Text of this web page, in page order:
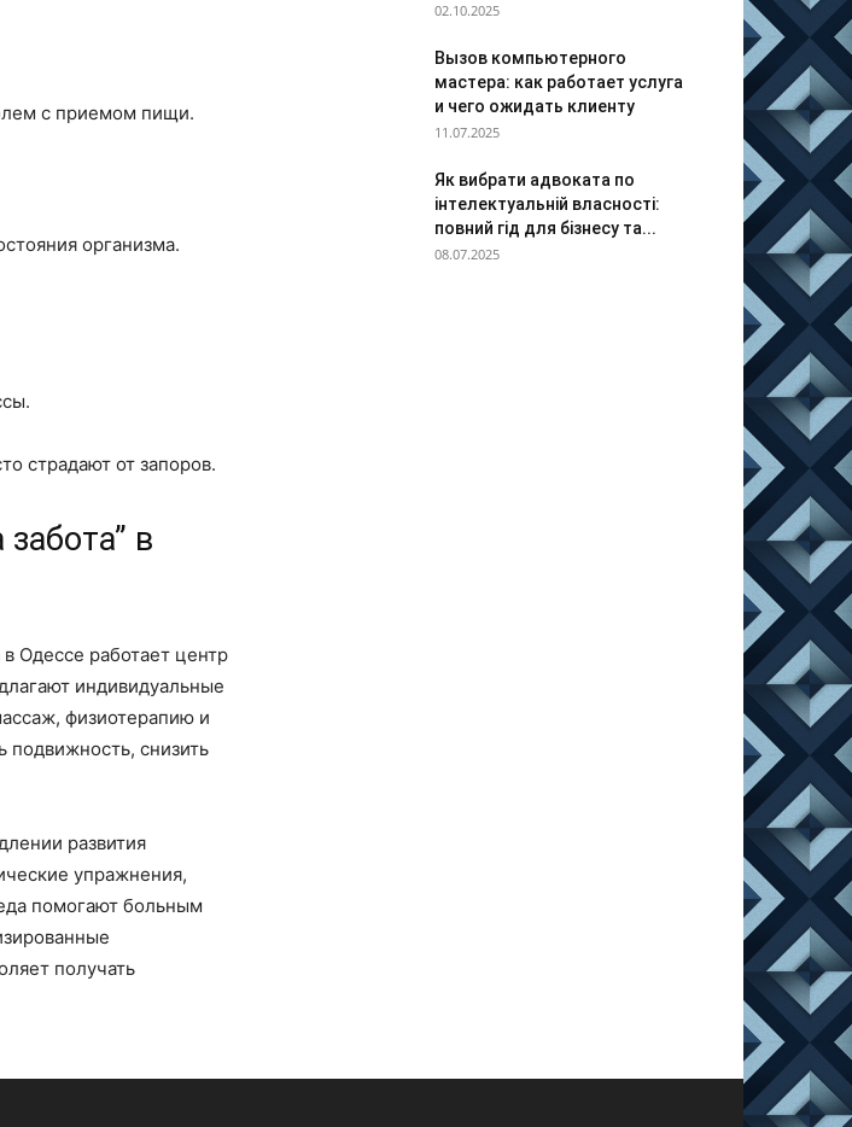
с приемом пищи.
организма.
страдают от запоров.
в
Одессе работает центр
индивидуальные
физиотерапию и
снизить
развития
упражнения,
помогают больным
получать
02.10.2025
Вызов компьютерного
мастера: как работает услуга
и чего ожидать клиенту
11.07.2025
Як вибрати адвоката по
інтелектуальній власності:
повний гід для бізнесу та...
08.07.2025